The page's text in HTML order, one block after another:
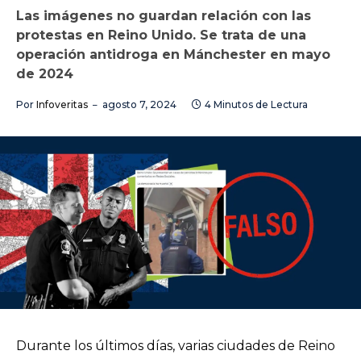
Las imágenes no guardan relación con las
protestas en Reino Unido. Se trata de una
operación antidroga en Mánchester en mayo
de 2024
Por Infoveritas agosto 7, 2024 4 Minutos de Lectura
Durante los últimos días, varias ciudades de Reino